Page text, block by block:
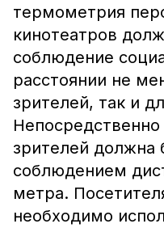
термометрия
кинотеатров
соблюдение
расстоянии не
зрителей, так и
Непосредственно
зрителей должна
соблюдением
метра.
необходимо